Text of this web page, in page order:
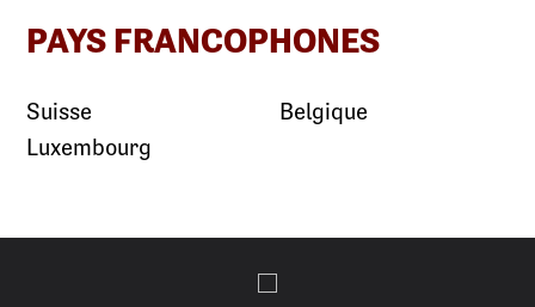
PAYS FRANCOPHONES
Suisse
Luxembourg
Belgique